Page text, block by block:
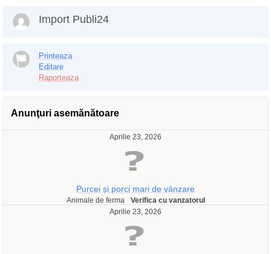
Import Publi24
Printeaza
Editare
Raporteaza
Anunţuri asemănătoare
Aprilie 23, 2026
Purcei și porci mari de vânzare
Animale de ferma
Verifica cu vanzatorul
Aprilie 23, 2026